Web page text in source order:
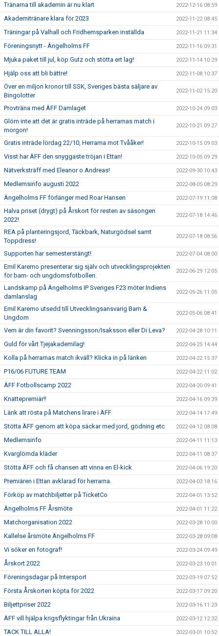
Tränarna till akademin är nu klart 2022-12-16 08:59
Akademitränare klara för 2023 2022-11-22 08:45
Träningar på Valhall och Fridhemsparken inställda 2022-11-21 11:34
Föreningsnytt - Ängelholms FF 2022-11-16 09:31
Mjuka paket till jul, köp Gutz och stötta ert lag! 2022-11-14 10:29
Hjälp oss att bli bättre! 2022-11-08 10:37
Över en miljon kronor till SSK, Sveriges bästa säljare av
Bingolotter
2022-11-02 15:20
Provträna med ÄFF Damlaget 2022-10-24 09:03
Glöm inte att det är gratis inträde på herrarnas match i
morgon!
2022-10-21 09:27
Gratis inträde lördag 22/10, Herrarna mot Tvååker! 2022-10-15 09:03
Visst har ÄFF den snyggaste tröjan i Ettan! 2022-10-05 09:29
Nätverksträff med Eleanor o Andreas! 2022-09-30 10:43
Medlemsinfo augusti 2022 2022-08-05 08:29
Ängelholms FF förlänger med Roar Hansen 2022-07-19 11:08
Halva priset (drygt) på Årskort för resten av säsongen
2022!
2022-07-18 14:46
REA på planteringsjord, Täckbark, Naturgödsel samt
Toppdress!
2022-07-18 08:56
Supporten har semesterstängt! 2022-07-04 08:00
Emil Karemo presenterar sig själv och utvecklingsprojekten
för barn- och ungdomsfotbollen.
2022-06-29 12:05
Landskamp på Ängelholms IP Sveriges F23 möter Indiens
damlanslag
2022-05-26 11:05
Emil Karemo utsedd till Utvecklingsansvarig Barn &
Ungdom
2022-05-06 08:41
Vem är din favorit? Svenningsson/Isaksson eller Di Leva? 2022-04-28 10:11
Guld för vårt Tjejakademilag! 2022-04-25 14:44
Kolla på herrarnas match ikväll? Klicka in på länken 2022-04-22 15:37
P16/06 FUTURE TEAM 2022-04-22 11:02
ÄFF Fotbollscamp 2022 2022-04-20 09:41
Knattepremiär!! 2022-04-16 09:39
Länk att rösta på Matchens lirare i ÄFF 2022-04-14 17:49
Stötta ÄFF genom att köpa säckar med jord, gödning etc 2022-04-12 08:08
Medlemsinfo 2022-04-11 11:13
Kvarglömda kläder 2022-04-11 08:37
Stötta ÄFF och få chansen att vinna en El-kick 2022-04-06 19:20
Premiären i Ettan avklarad för herrarna. 2022-04-03 18:16
Förköp av matchbiljetter på TicketCo 2022-04-01 13:52
Ängelholms FF Årsmöte 2022-04-01 11:22
Matchorganisation 2022 2022-03-28 10:00
Kallelse årsmöte Ängelholms FF 2022-03-28 09:08
Vi söker en fotograf! 2022-03-24 09:49
Årskort 2022 2022-03-23 10:01
Föreningsdagar på Intersport 2022-03-19 07:52
Första Årskorten köpta för 2022 2022-03-17 09:20
Biljettpriser 2022 2022-03-16 11:23
ÄFF vill hjälpa krigsflyktingar från Ukraina 2022-03-12 12:32
TACK TILL ALLA! 2022-03-01 10:52